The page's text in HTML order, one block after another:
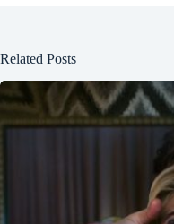
Related Posts